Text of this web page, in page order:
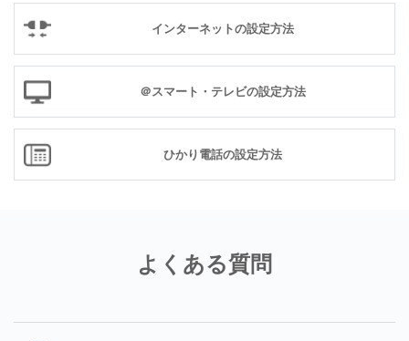
インターネットの設定方法
＠スマート・テレビの設定方法
ひかり電話の設定方法
よくある質問